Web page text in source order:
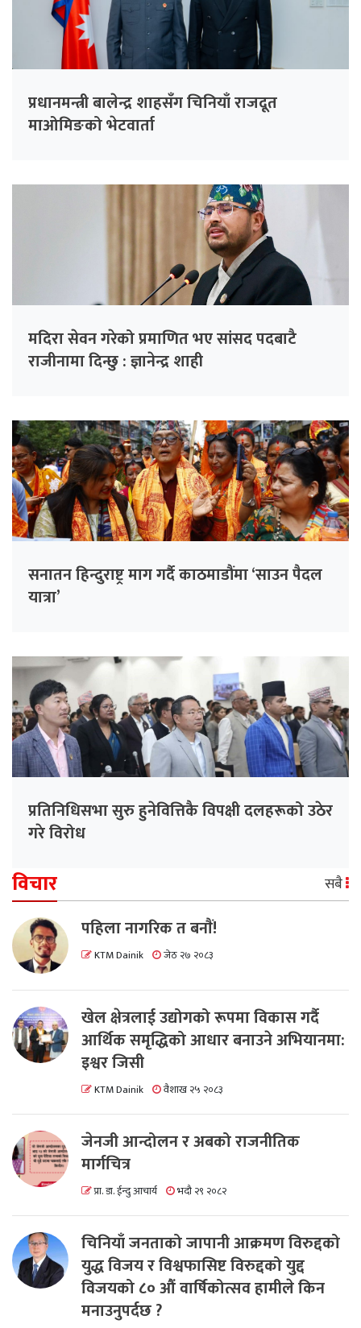
प्रधानमन्त्री बालेन्द्र शाहसँग चिनियाँ राजदूत
माओमिङको भेटवार्ता
मदिरा सेवन गरेको प्रमाणित भए सांसद पदबाटै
राजीनामा दिन्छु : ज्ञानेन्द्र शाही
सनातन हिन्दुराष्ट्र माग गर्दै काठमाडौंमा ‘साउन पैदल
यात्रा’
प्रतिनिधिसभा सुरु हुनेवित्तिकै विपक्षी दलहरूको उठेर
गरे विरोध
विचार सबै
पहिला नागरिक त बनाैं!
KTM Dainik जेठ २७ २०८३
खेल क्षेत्रलाई उद्योगको रूपमा विकास गर्दै
आर्थिक समृद्धिको आधार बनाउने अभियानमा:
इश्वर जिसी
KTM Dainik वैशाख २५ २०८३
जेनजी आन्दोलन र अबको राजनीतिक
मार्गचित्र
प्रा. डा. ईन्दु आचार्य भदौ २९ २०८२
चिनियाँ जनताको जापानी आक्रमण विरुद्दको
युद्ध विजय र विश्वफासिष्ट विरुद्दको युद्द
विजयको ८० औं वार्षिकोत्सव हामीले किन
मनाउनुपर्दछ ?